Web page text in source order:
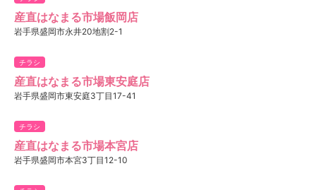
産直はなまる市場飯岡店
岩手県盛岡市永井20地割2-1
チラシ
産直はなまる市場東安庭店
岩手県盛岡市東安庭3丁目17-41
チラシ
産直はなまる市場本宮店
岩手県盛岡市本宮3丁目12-10